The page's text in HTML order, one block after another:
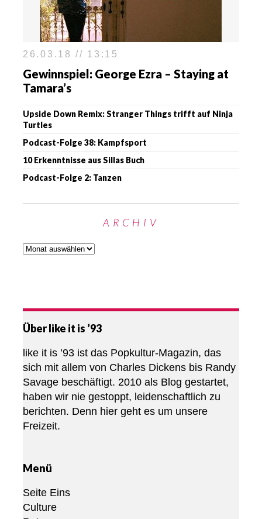
26.03.18 // 13:15
Gewinnspiel: George Ezra – Staying at
Tamara’s
Upside Down Remix: Stranger Things trifft auf Ninja
Turtles
Podcast-Folge 38: Kampfsport
10 Erkenntnisse aus Sillas Buch
Podcast-Folge 2: Tanzen
ARCHIV
Über like it is ’93
like it is ’93 ist das Popkultur-Magazin, das
sich mit allem von Charles Dickens bis Randy
Savage beschäftigt. 2010 als Blog gestartet,
haben wir nie gestoppt, leidenschaftlich zu
berichten. Denn hier geht es um unsere
Freizeit.
Menü
Seite Eins
Culture